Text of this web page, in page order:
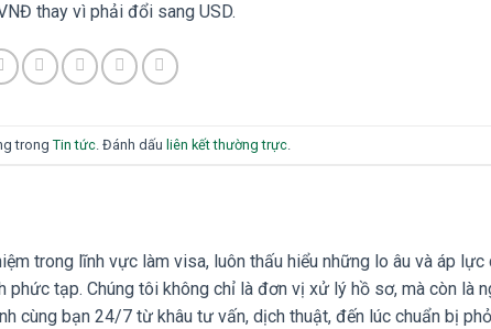
thay vì phải đổi sang USD.
trong Tin tức. Đánh dấu liên kết thường trực.
trong lĩnh vực làm visa, luôn thấu hiểu những lo âu và áp lực
phức tạp. Chúng tôi không chỉ là đơn vị xử lý hồ sơ, mà còn là
cùng bạn 24/7 từ khâu tư vấn, dịch thuật, đến lúc chuẩn bị